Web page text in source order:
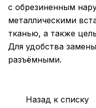
с обрезиненным
металлическими
тканью, а также
Для удобства
разъёмными.
Назад к списку